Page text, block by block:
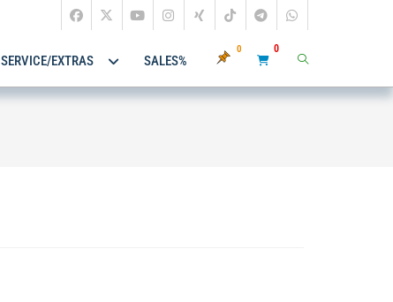
SERVICE/EXTRAS SALES%
0 0